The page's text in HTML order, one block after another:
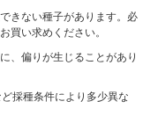
きない種子があります。必
買い求めください。
、偏りが生じることがあり
採種条件により多少異な